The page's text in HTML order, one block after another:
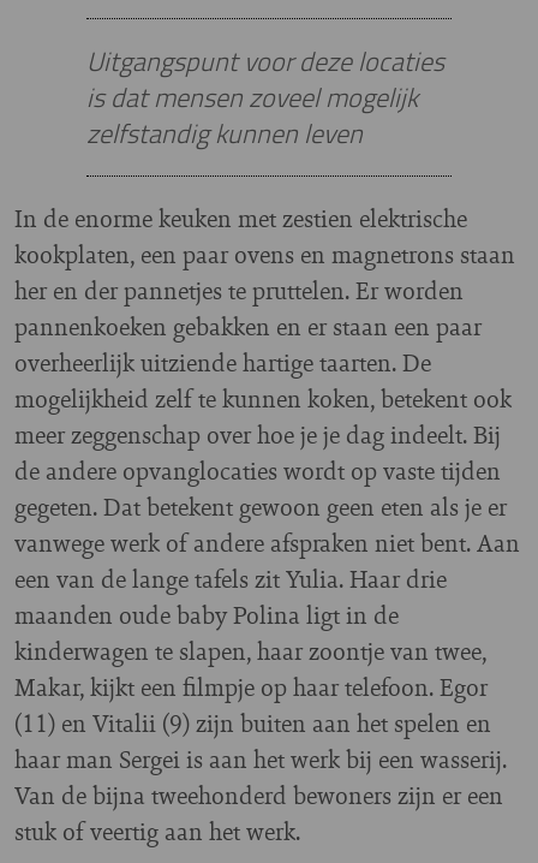
Uitgangspunt voor deze locaties
is dat mensen zoveel mogelijk
zelfstandig kunnen leven
In de enorme keuken met zestien elektrische
kookplaten, een paar ovens en magnetrons staan
her en der pannetjes te pruttelen. Er worden
pannenkoeken gebakken en er staan een paar
overheerlijk uitziende hartige taarten. De
mogelijkheid zelf te kunnen koken, betekent ook
meer zeggenschap over hoe je je dag indeelt. Bij
de andere opvanglocaties wordt op vaste tijden
gegeten. Dat betekent gewoon geen eten als je er
vanwege werk of andere afspraken niet bent. Aan
een van de lange tafels zit Yulia. Haar drie
maanden oude baby Polina ligt in de
kinderwagen te slapen, haar zoontje van twee,
Makar, kijkt een filmpje op haar telefoon. Egor
(11) en Vitalii (9) zijn buiten aan het spelen en
haar man Sergei is aan het werk bij een wasserij.
Van de bijna tweehonderd bewoners zijn er een
stuk of veertig aan het werk.